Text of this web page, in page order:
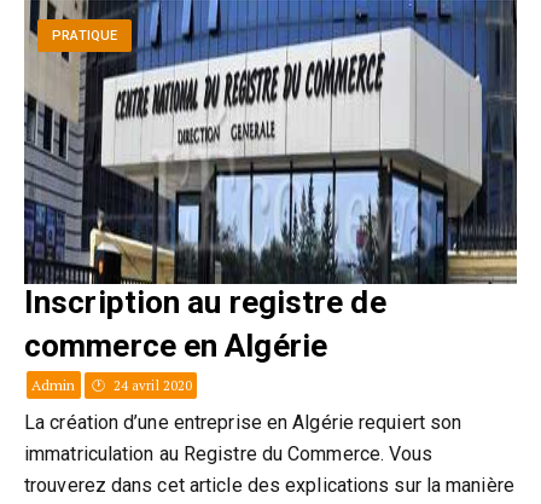
PRATIQUE
Inscription au registre de
commerce en Algérie
Admin 24 avril 2020
La création d’une entreprise en Algérie requiert son
immatriculation au Registre du Commerce. Vous
trouverez dans cet article des explications sur la manière